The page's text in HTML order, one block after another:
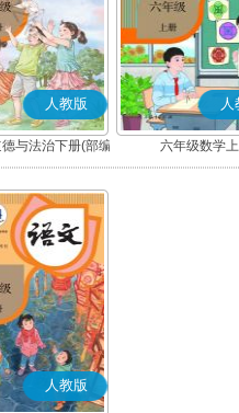
人教版
与法治下册(部编
版)
人
六年级数学
人教版